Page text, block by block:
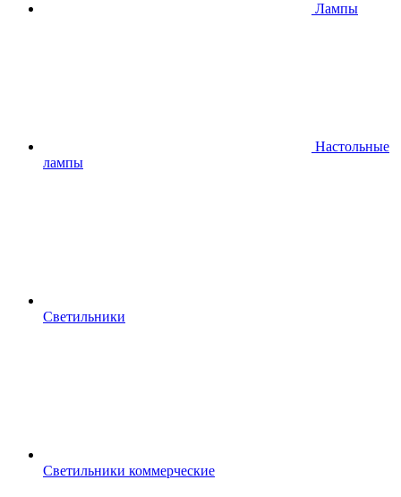
Лампы
Настольные
лампы
Светильники
Светильники коммерческие